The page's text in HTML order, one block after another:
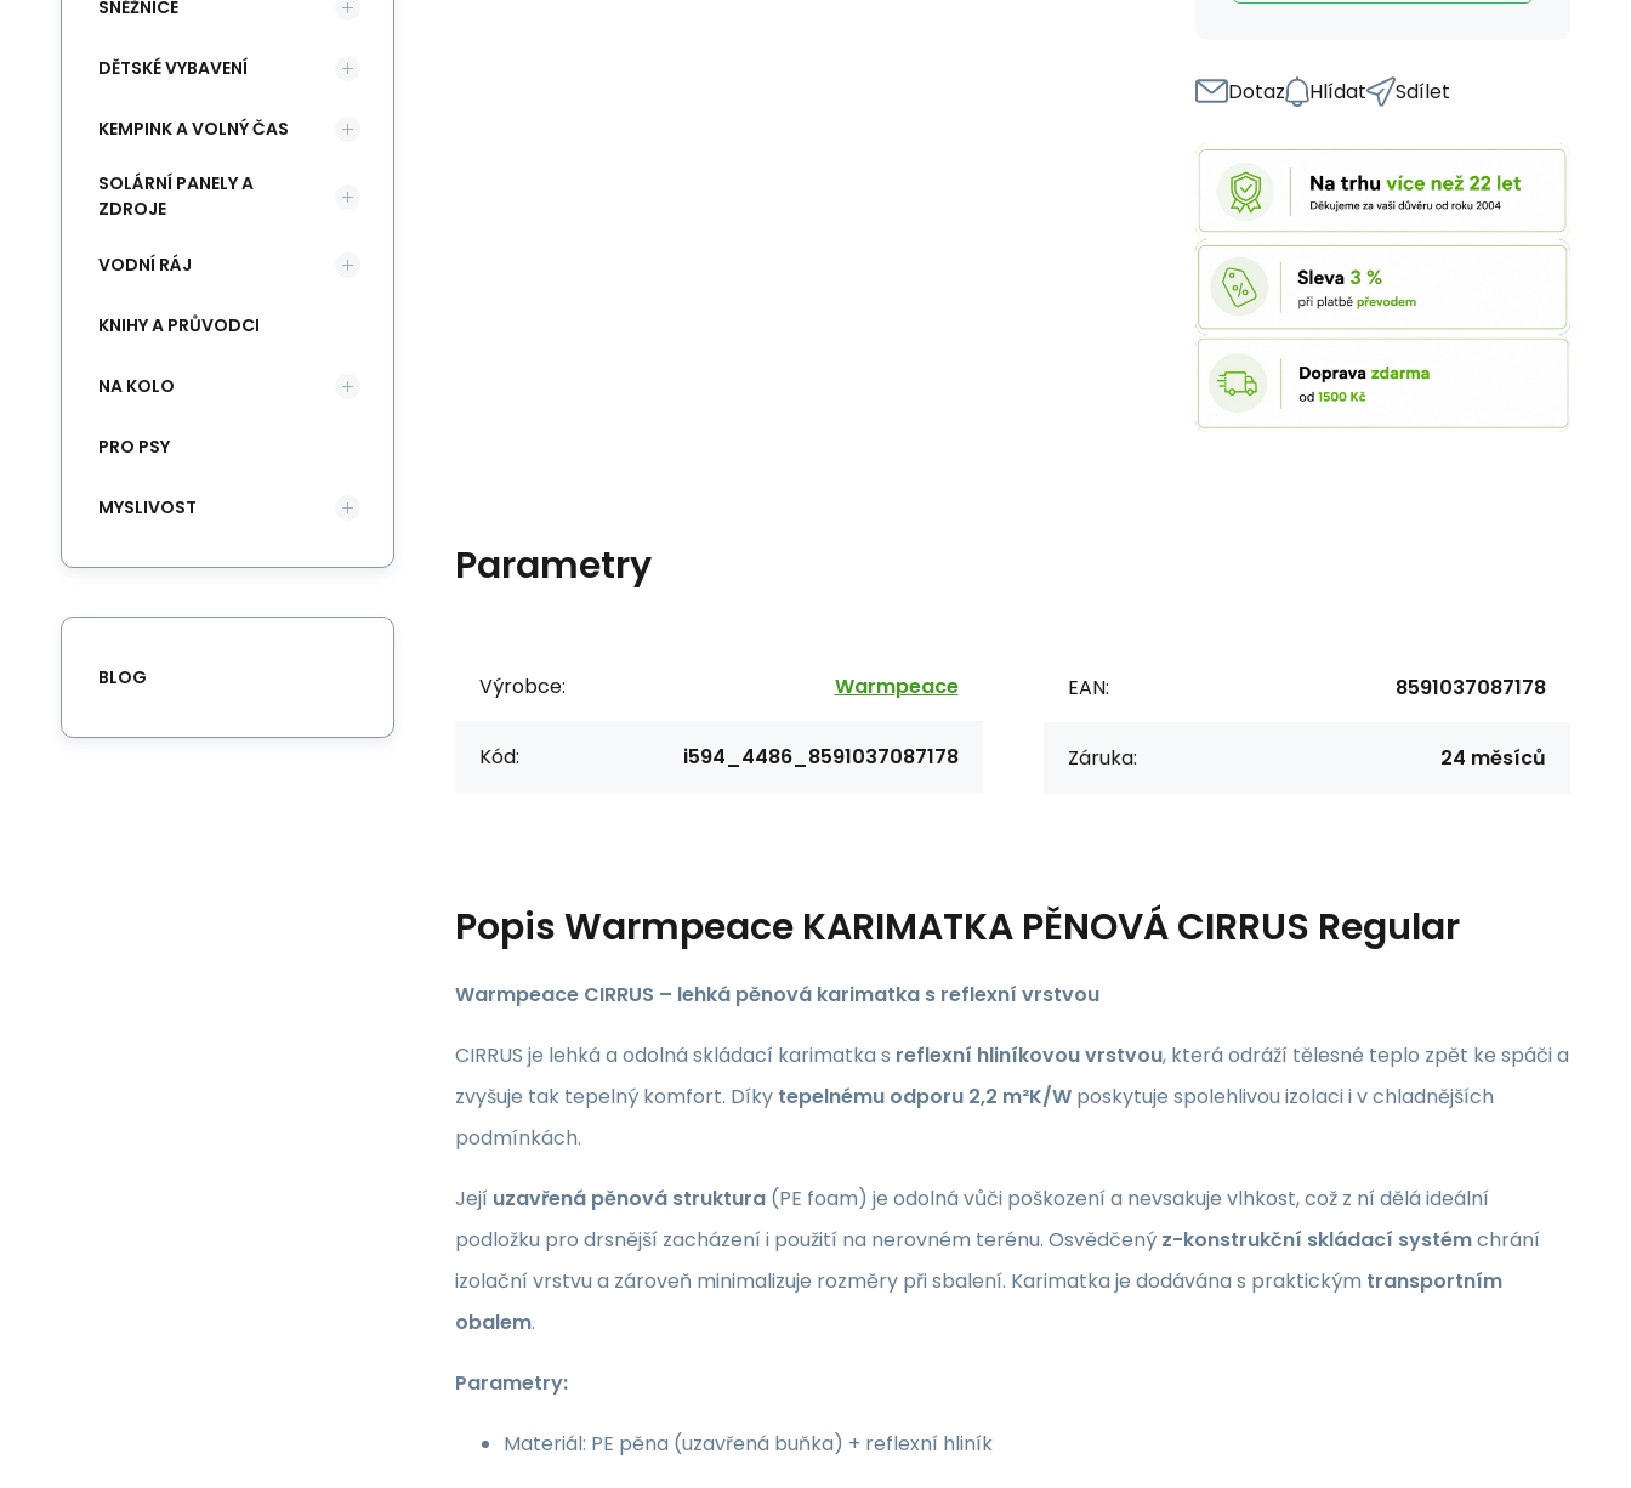
Dotaz Hlídat Sdílet
Parametry
Výrobce: Warmpeace
Kód: i594_4486_8591037087178
EAN: 8591037087178
Záruka: 24 měsíců
PopisWarmpeace KARIMATKA PĚNOVÁ CIRRUS Regular
Warmpeace CIRRUS – lehká pěnová karimatka s reflexní vrstvou
CIRRUS je lehká a odolná skládací karimatka s reflexní hliníkovou vrstvou, která odráží tělesné teplo zpět ke spáči a
zvyšuje tak tepelný komfort. Díky tepelnému odporu 2,2 m²K/W poskytuje spolehlivou izolaci i v chladnějších
podmínkách.
Její uzavřená pěnová struktura (PE foam) je odolná vůči poškození a nevsakuje vlhkost, což z ní dělá ideální
podložku pro drsnější zacházení i použití na nerovném terénu. Osvědčený z-konstrukční skládací systémchrání
izolační vrstvu a zároveň minimalizuje rozměry při sbalení. Karimatka je dodávána s praktickým transportním
obalem.
Parametry:
Materiál: PE pěna (uzavřená buňka) + reflexní hliník
SNĚŽNICE
DĚTSKÉ VYBAVENÍ
KEMPINK A VOLNÝ ČAS
SOLÁRNÍ PANELY A
ZDROJE
VODNÍ RÁJ
KNIHY A PRŮVODCI
NA KOLO
PRO PSY
MYSLIVOST
BLOG